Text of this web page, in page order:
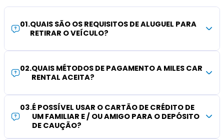
01.QUAIS SÃO OS REQUISITOS DE ALUGUEL PARA
RETIRAR O VEÍCULO?
02.QUAIS MÉTODOS DE PAGAMENTO A MILES CAR
RENTAL ACEITA?
03.É POSSÍVEL USAR O CARTÃO DE CRÉDITO DE
UM FAMILIAR E / OU AMIGO PARA O DEPÓSITO
DE CAUÇÃO?